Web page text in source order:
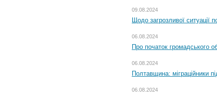
09.08.2024
Щодо загрозливої ситуації
06.08.2024
Про початок громадського
06.08.2024
Полтавщина: міграційники
06.08.2024